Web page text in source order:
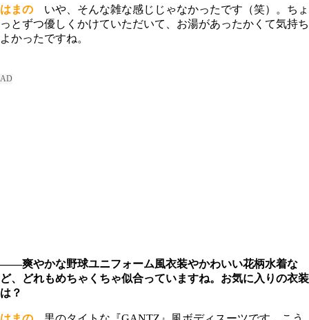
はまの いや、そんな雑な感じじゃなかったです（笑）。ちょ
っとずつ優しくかけていただいて、お湯があったかくて気持ち
よかったですね。
――爽やかな野球ユニフォーム風衣装やかわいい花柄水着な
ど、どれもめちゃくちゃ似合っていますね。お気に入りの衣装
は？